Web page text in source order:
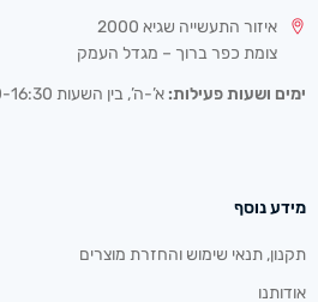
איזור התעשייה שגיא 2000
צומת כפר ברוך – מגדל העמק
ימים ושעות פעילות: א’-ה’, בין השעות 08:30-16:30
מידע נוסף
תקנון, תנאי שימוש והחזרת מוצרים
אודותנו